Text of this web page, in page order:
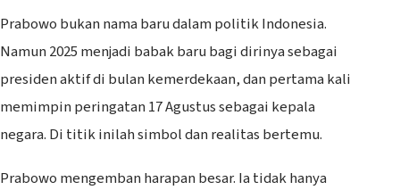
Prabowo bukan nama baru dalam politik Indonesia.
Namun 2025 menjadi babak baru bagi dirinya sebagai
presiden aktif di bulan kemerdekaan, dan pertama kali
memimpin peringatan 17 Agustus sebagai kepala
negara. Di titik inilah simbol dan realitas bertemu.
Prabowo mengemban harapan besar. Ia tidak hanya